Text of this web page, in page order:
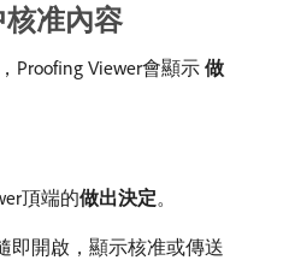
准內容
Proofing Viewer會顯示​ 做
頂端的​做出決定。
即開啟，顯示核准或傳送